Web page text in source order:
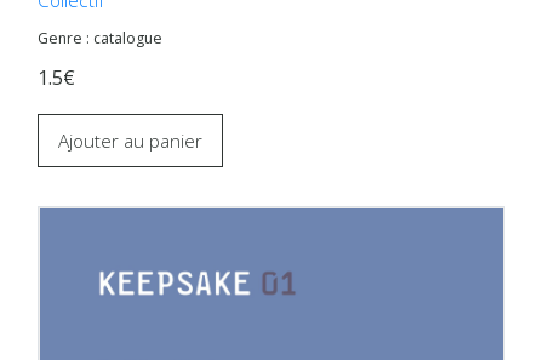
Genre : catalogue
1.5€
Ajouter au panier